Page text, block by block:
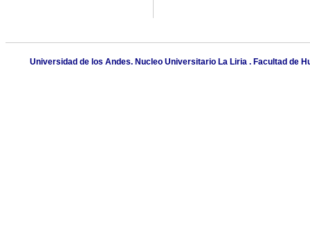
Universidad de los Andes. Nucleo Universitario La Liria . Facultad de